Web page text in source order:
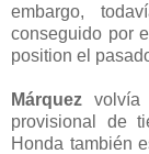
embargo,
conseguido por
position el
Márquez
provisional de
Honda también